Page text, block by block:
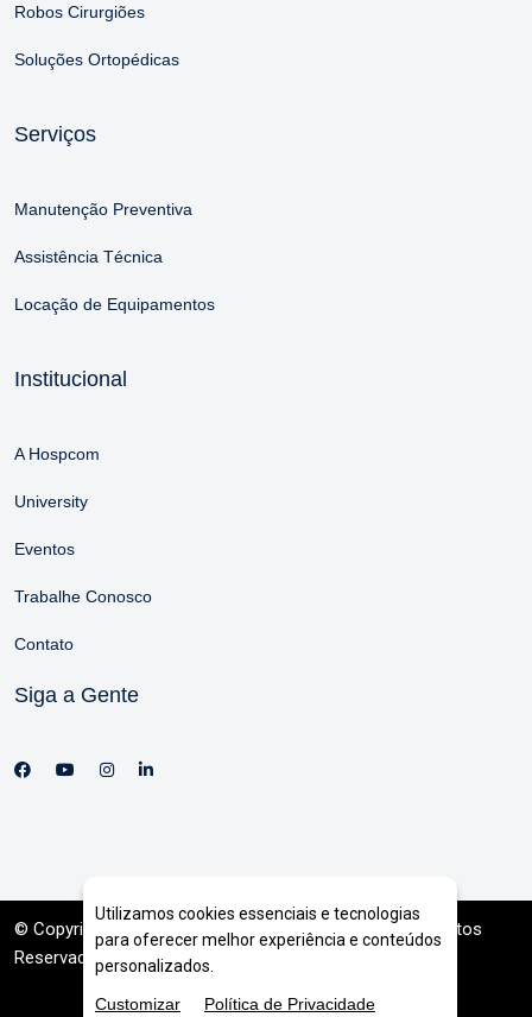
Robos Cirurgiões
Soluções Ortopédicas
Serviços
Manutenção Preventiva
Assistência Técnica
Locação de Equipamentos
Institucional
A Hospcom
University
Eventos
Trabalhe Conosco
Contato
Siga a Gente
© Copyright 2026. DIVIA Marketing Digital . Todos os Direitos
Reservados
Utilizamos cookies essenciais e tecnologias
para oferecer melhor experiência e conteúdos
personalizados.
Customizar
Política de Privacidade